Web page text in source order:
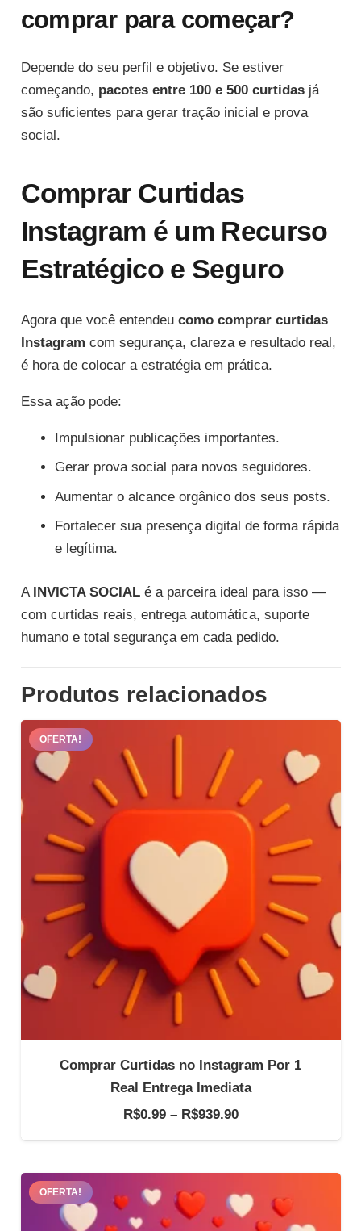
comprar para começar?
Depende do seu perfil e objetivo. Se estiver
começando, pacotes entre 100 e 500 curtidasjá
são suficientes para gerar tração inicial e prova
social.
Comprar Curtidas
Instagram é um Recurso
Estratégico e Seguro
Agora que você entendeu como comprar curtidas
Instagram com segurança, clareza e resultado real,
é hora de colocar a estratégia em prática.
Essa ação pode:
Impulsionar publicações importantes.
Gerar prova social para novos seguidores.
Aumentar o alcance orgânico dos seus posts.
Fortalecer sua presença digital de forma rápida
e legítima.
A INVICTA SOCIALé a parceira ideal para isso —
com curtidas reais, entrega automática, suporte
humano e total segurança em cada pedido.
Produtos relacionados
OFERTA!
Comprar Curtidas no Instagram Por 1
Real Entrega Imediata
R$0.99 – R$939.90Faixa
de
através
R$939.90
OFERTA!